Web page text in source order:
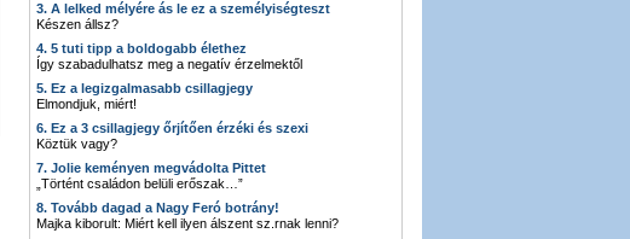
3. A lelked mélyére ás le ez a személyiségteszt
Készen állsz?
4. 5 tuti tipp a boldogabb élethez
Így szabadulhatsz meg a negatív érzelmektől
5. Ez a legizgalmasabb csillagjegy
Elmondjuk, miért!
6. Ez a 3 csillagjegy őrjítően érzéki és szexi
Köztük vagy?
7. Jolie keményen megvádolta Pittet
„Történt családon belüli erőszak…”
8. Tovább dagad a Nagy Feró botrány!
Majka kiborult: Miért kell ilyen álszent sz.rnak lenni?